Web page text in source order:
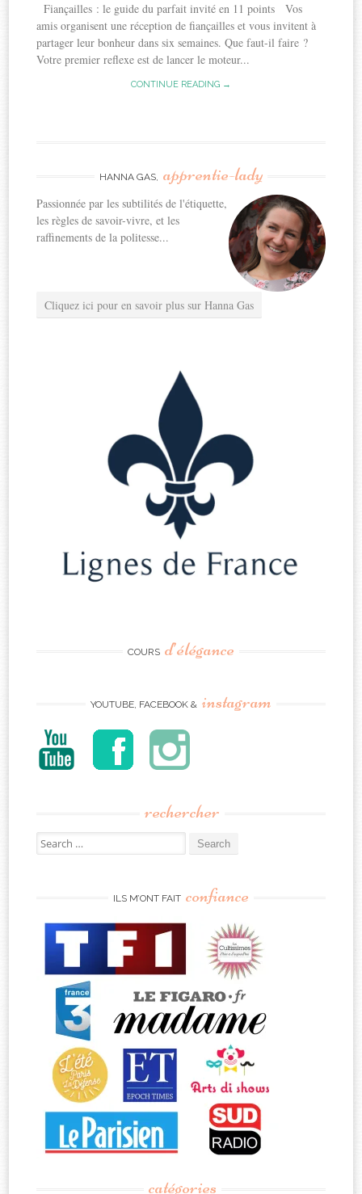
Fiançailles : le guide du parfait invité en 11 points Vos
amis organisent une réception de fiançailles et vous invitent à
partager leur bonheur dans six semaines. Que faut-il faire ?
Votre premier reflexe est de lancer le moteur...
CONTINUE READING →
HANNA GAS, apprentie-lady
Passionnée par les subtilités de l'étiquette,
les règles de savoir-vivre, et les
raffinements de la politesse...
Cliquez ici pour en savoir plus sur Hanna Gas
COURS d’élégance
YOUTUBE, FACEBOOK & instagram
rechercher
Search
for:
ILS M’ONT FAIT confiance
catégories